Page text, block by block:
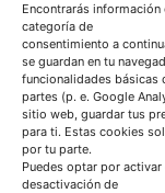
Encontrarás
categoría de
consentimiento a
se guardan en tu
funcionalidades básicas
partes (p. e. Google
sitio web, guardar tus
para ti. Estas cookies
por tu parte.
Puedes optar por
desactivación de